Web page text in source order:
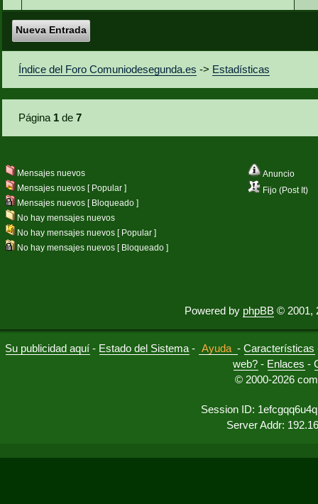
Nueva Entrada
Índice del Foro Comuniodesegunda.es -> Estadísticas
Página 1 de7
Anuncio
Fijo (Post It)
Mensajes nuevos
Mensajes nuevos [ Popular ]
Mensajes nuevos [ Bloqueado ]
No hay mensajes nuevos
No hay mensajes nuevos [ Popular ]
No hay mensajes nuevos [ Bloqueado ]
Powered by phpBB © 2001,
Su publicidad aquí - Estado del Sistema - Ayuda -Características
web? - Enlaces -
© 2000-2026
Session ID:
Server Addr: